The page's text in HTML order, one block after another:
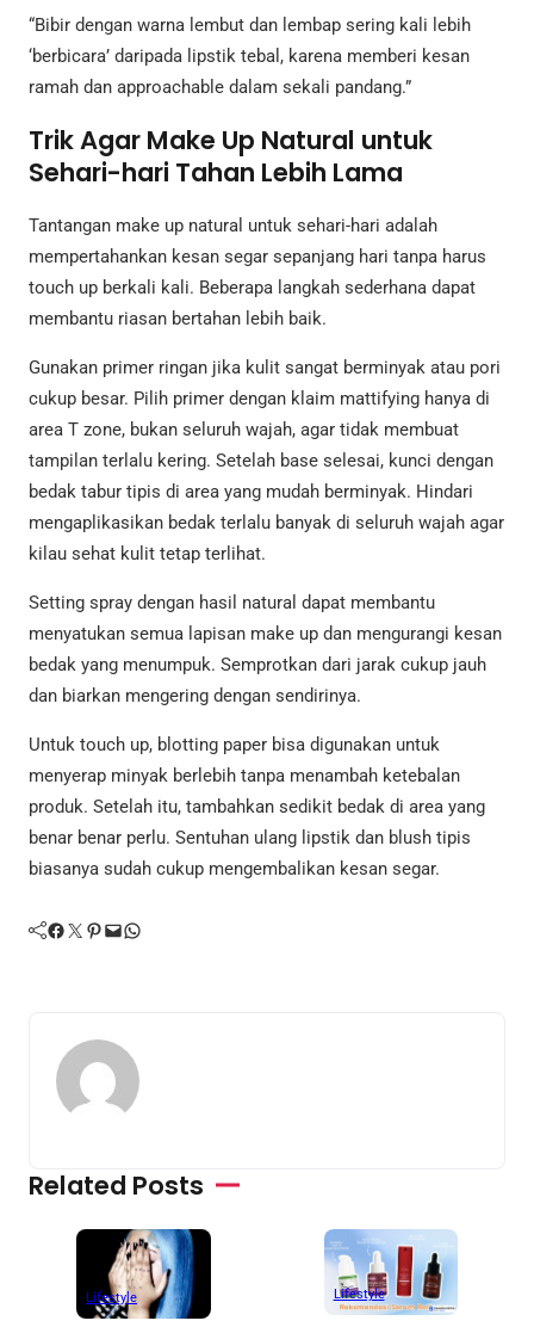
“Bibir dengan warna lembut dan lembap sering kali lebih
‘berbicara’ daripada lipstik tebal, karena memberi kesan
ramah dan approachable dalam sekali pandang.”
Trik Agar Make Up Natural untuk
Sehari-hari Tahan Lebih Lama
Tantangan make up natural untuk sehari-hari adalah
mempertahankan kesan segar sepanjang hari tanpa harus
touch up berkali kali. Beberapa langkah sederhana dapat
membantu riasan bertahan lebih baik.
Gunakan primer ringan jika kulit sangat berminyak atau pori
cukup besar. Pilih primer dengan klaim mattifying hanya di
area T zone, bukan seluruh wajah, agar tidak membuat
tampilan terlalu kering. Setelah base selesai, kunci dengan
bedak tabur tipis di area yang mudah berminyak. Hindari
mengaplikasikan bedak terlalu banyak di seluruh wajah agar
kilau sehat kulit tetap terlihat.
Setting spray dengan hasil natural dapat membantu
menyatukan semua lapisan make up dan mengurangi kesan
bedak yang menumpuk. Semprotkan dari jarak cukup jauh
dan biarkan mengering dengan sendirinya.
Untuk touch up, blotting paper bisa digunakan untuk
menyerap minyak berlebih tanpa menambah ketebalan
produk. Setelah itu, tambahkan sedikit bedak di area yang
benar benar perlu. Sentuhan ulang lipstik dan blush tipis
biasanya sudah cukup mengembalikan kesan segar.
Facebook Twitter Pinterest Mail WhatsApp
Related Posts
Lifestyle Lifestyle